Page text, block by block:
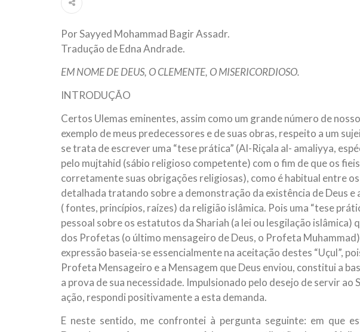
10 DE NOVEMBRO DE 2013
Falecimento do Imam Ali Ibn Al-Hussein (A.S.)
relembramos o martírio do quarto Imam dos muçulmanos, o Imam Ali Ibn
Hussein Ibn Ali Ibn Abi Táleb (A.S.), conhecido por “Zein Al-Ábidin”
Por Sayyed Mohammad Bagir Assadr.
Tradução de Edna Andrade.
EM NOME DE DEUS, O CLEMENTE, O MISERICORDIOSO.
INTRODUÇÃO
Certos Ulemas eminentes, assim como um grande número de
exemplo de meus predecessores e de suas obras, respeito a um
se trata de escrever uma “tese prática” (Al-Riçala al- amaliyya,
pelo mujtahid (sábio religioso competente) com o fim de que os
corretamente suas obrigações religiosas), como é habitual entre
detalhada tratando sobre a demonstração da existência de Deus
( fontes, princípios, raízes) da religião islâmica. Pois uma “tese
pessoal sobre os estatutos da Shariah (a lei ou lesgilação islâmica)
dos Profetas (o último mensageiro de Deus, o Profeta
expressão baseia-se essencialmente na aceitação destes “Uçul”,
Profeta Mensageiro e a Mensagem que Deus enviou, constitui a
a prova de sua necessidade. Impulsionado pelo desejo de servir ao
ação, respondi positivamente a esta demanda.
E neste sentido, me confrontei à pergunta seguinte: em que